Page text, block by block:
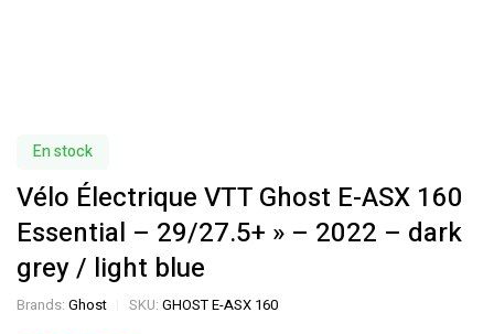
En stock
Vélo Électrique VTT Ghost E-ASX 160
Essential – 29/27.5+ » – 2022 – dark
grey / light blue
Brands: Ghost SKU: GHOST E-ASX 160